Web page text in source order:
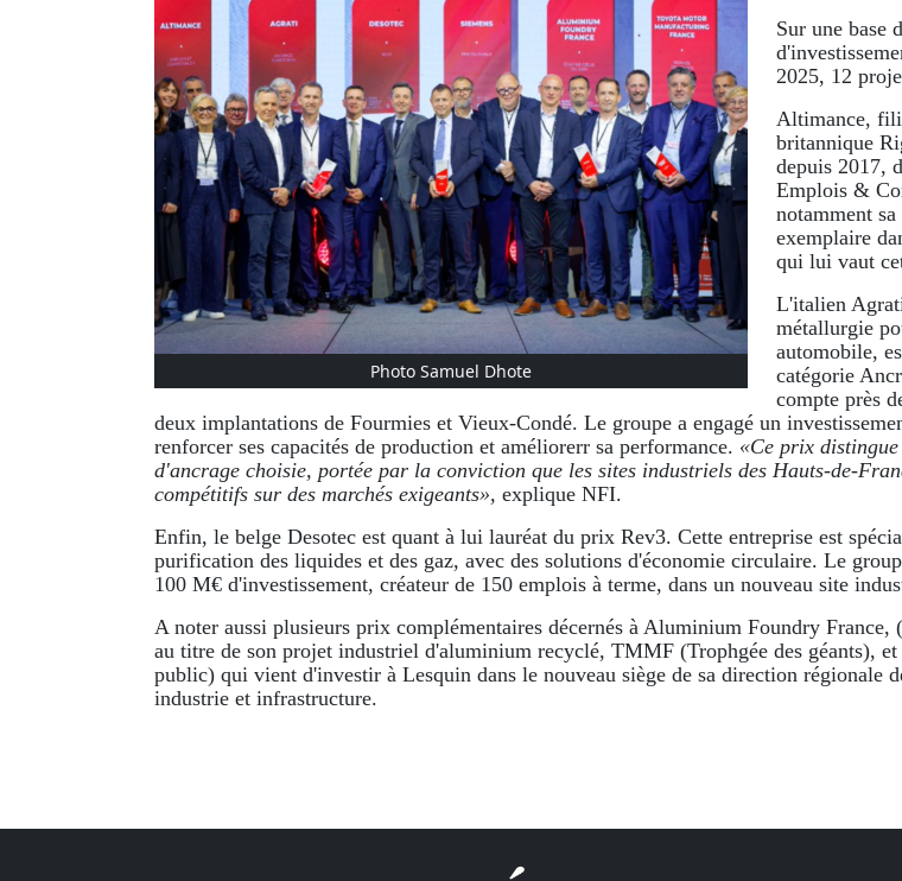
Photo Samuel Dhote
Sur une base
2025, 12
Altimance,
britannique
depuis 2017,
Emplois &
notamment
exemplaire
qui lui vaut
L'italien
métallurgie
automobile,
catégorie
compte près
deux implantations de Fourmies et Vieux-Condé. Le groupe a engagé un
renforcer ses capacités de production et améliorerr sa performance. «Ce prix
d'ancrage choisie, portée par la conviction que les sites industriels des Hauts-de-
compétitifs sur des marchés exigeants», explique NFI.
Enfin, le belge Desotec est quant à lui lauréat du prix Rev3. Cette entreprise est
purification des liquides et des gaz, avec des solutions d'économie circulaire. Le
100 M€ d'investissement, créateur de 150 emplois à terme, dans un nouveau site
A noter aussi plusieurs prix complémentaires décernés à Aluminium Foundry
au titre de son projet industriel d'aluminium recyclé, TMMF (Trophgée des géants),
public) qui vient d'investir à Lesquin dans le nouveau siège de sa direction régionale
industrie et infrastructure.